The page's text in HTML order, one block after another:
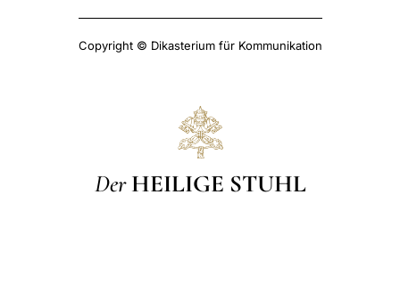
Copyright © Dikasterium für Kommunikation
Der HEILIGE STUHL